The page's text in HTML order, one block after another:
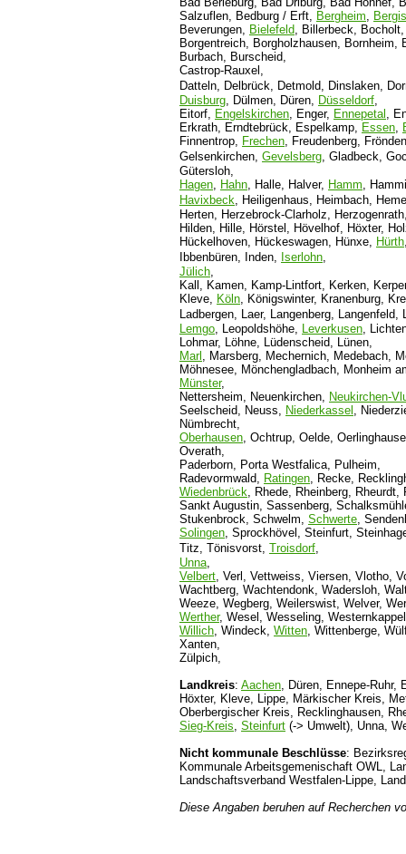
Salzuflen, Bedburg / Erft, Bergheim,
Beverungen, Bielefeld, Billerbeck,
Borgentreich, Borgholzhausen, Bornheim,
Burbach, Burscheid,
Castrop-Rauxel,
Datteln, Delbrück, Detmold, Dinslaken,
Duisburg, Dülmen, Düren, Düsseldorf,
Eitorf, Engelskirchen, Enger, Ennepetal ,
Erkrath, Erndtebrück, Espelkamp, Essen,
Finnentrop, Frechen, Freudenberg,
Gelsenkirchen, Gevelsberg, Gladbeck,
Gütersloh,
Hagen, Hahn, Halle, Halver, Hamm,
Havixbeck, Heiligenhaus, Heimbach,
Herten, Herzebrock-Clarholz,
Hilden, Hille, Hörstel, Hövelhof, Höxter,
Hückelhoven, Hückeswagen, Hünxe, Hürth
Ibbenbüren, Inden, Iserlohn,
Jülich,
Kall, Kamen, Kamp-Lintfort, Kerken,
Kleve, Köln, Königswinter, Kranenburg,
Ladbergen, Laer, Langenberg, Langenfeld,
Lemgo, Leopoldshöhe, Leverkusen,
Lohmar, Löhne, Lüdenscheid, Lünen,
Marl , Marsberg, Mechernich, Medebach,
Möhnesee, Mönchengladbach, Monheim
Münster,
Nettersheim, Neuenkirchen, Neukirchen-
Seelscheid, Neuss, Niederkassel ,
Nümbrecht,
Oberhausen, Ochtrup, Oelde,
Overath,
Paderborn, Porta Westfalica, Pulheim,
Radevormwald, Ratingen, Recke,
Wiedenbrück, Rhede, Rheinberg, Rheurdt,
Sankt Augustin, Sassenberg,
Stukenbrock, Schwelm, Schwerte,
Solingen, Sprockhövel, Steinfurt,
Titz, Tönisvorst, Troisdorf,
Unna,
Velbert, Verl, Vettweiss, Viersen, Vlotho,
Wachtberg, Wachtendonk, Wadersloh,
Weeze, Wegberg, Weilerswist, Welver,
Werther, Wesel, Wesseling,
Willich, Windeck, Witten, Wittenberge,
Xanten,
Zülpich,
Landkreis: Aachen, Düren, Ennepe-Ruhr,
Höxter, Kleve, Lippe, Märkischer Kreis,
Oberbergischer Kreis, Recklinghausen,
Sieg-Kreis, Steinfurt (-> Umwelt), Unna,
Nicht kommunale Beschlüsse:
Kommunale Arbeitsgemenischaft OWL,
Landschaftsverband Westfalen-Lippe,
Diese Angaben beruhen auf Recherchen